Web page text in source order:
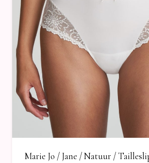
Marie Jo / Jane / Natuur /